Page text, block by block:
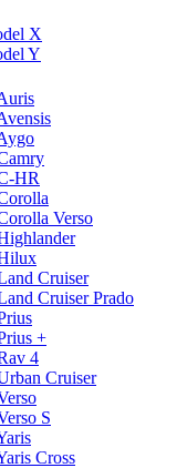
X
Y
HR
Verso
Cruiser
Cruiser Prado
+
4
Cruiser
S
Cross